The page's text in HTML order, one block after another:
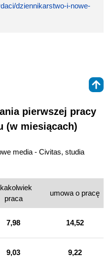
dziennikarstwo-i-nowe-
pierwszej pracy
(w miesiącach)
media - Civitas, studia
praca
umowa o pracę
7,98 14,52
9,03 9,22